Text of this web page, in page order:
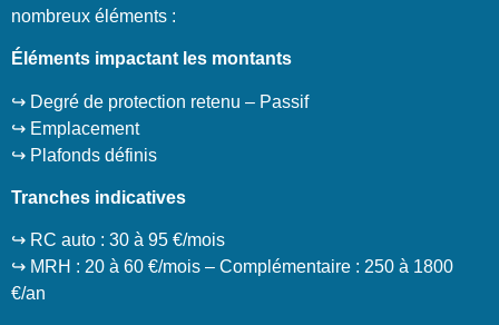
nombreux éléments :
Éléments impactant les montants
↪️ Degré de protection retenu – Passif
↪️ Emplacement
↪️ Plafonds définis
Tranches indicatives
↪️ RC auto : 30 à 95 €/mois
↪️ MRH : 20 à 60 €/mois – Complémentaire : 250 à 1800
€/an